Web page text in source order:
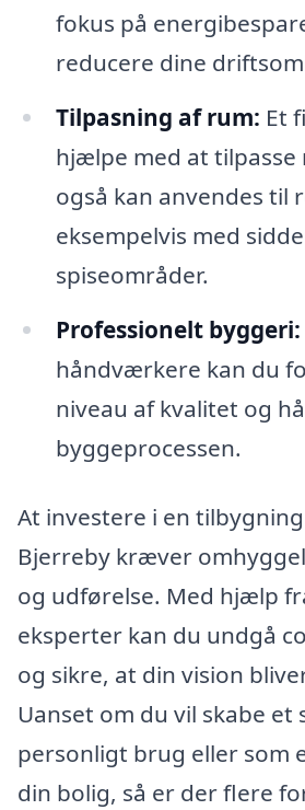
fokus på
reducere dine
Tilpasning af rum: Et
hjælpe med at tilpasse
også kan anvendes til
eksempelvis med
spiseområder.
Professionelt byggeri:
håndværkere kan du
niveau af kvalitet og
byggeprocessen.
At investere i en
Bjerreby kræver
og udførelse. Med hjælp
eksperter kan du undgå
og sikre, at din vision
Uanset om du vil skabe et
personligt brug eller som
din bolig, så er der flere